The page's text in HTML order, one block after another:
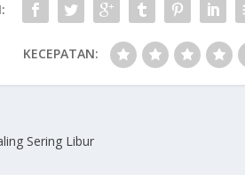
KECEPATAN:
Sering Libur